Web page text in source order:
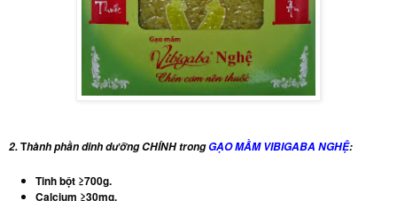
2.Thành phần dinh dưỡng CHÍNH trongGẠO MẦM VIBIGABA NGHỆ:
Tinh bột ≥700g.
Calcium ≥30mg.